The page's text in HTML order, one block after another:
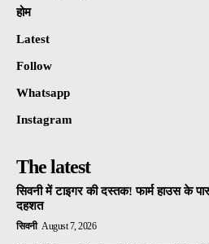
होम
Latest
Follow
Whatsapp
Instagram
The latest
सिवनी में टाइगर की दस्तक! फार्म हाउस के
दहशत
सिवनी August 7, 2026